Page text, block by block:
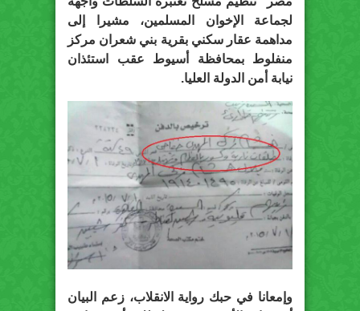
لجماعة الإخوان المسلمين، مشيرا إلى
مداهمة عقار سكني بقرية بني شعران مركز
منفلوط بمحافظة أسيوط عقب استئذان
نيابة أمن الدولة العليا.
وإمعانا في حبك رواية الانقلاب، زعم البيان